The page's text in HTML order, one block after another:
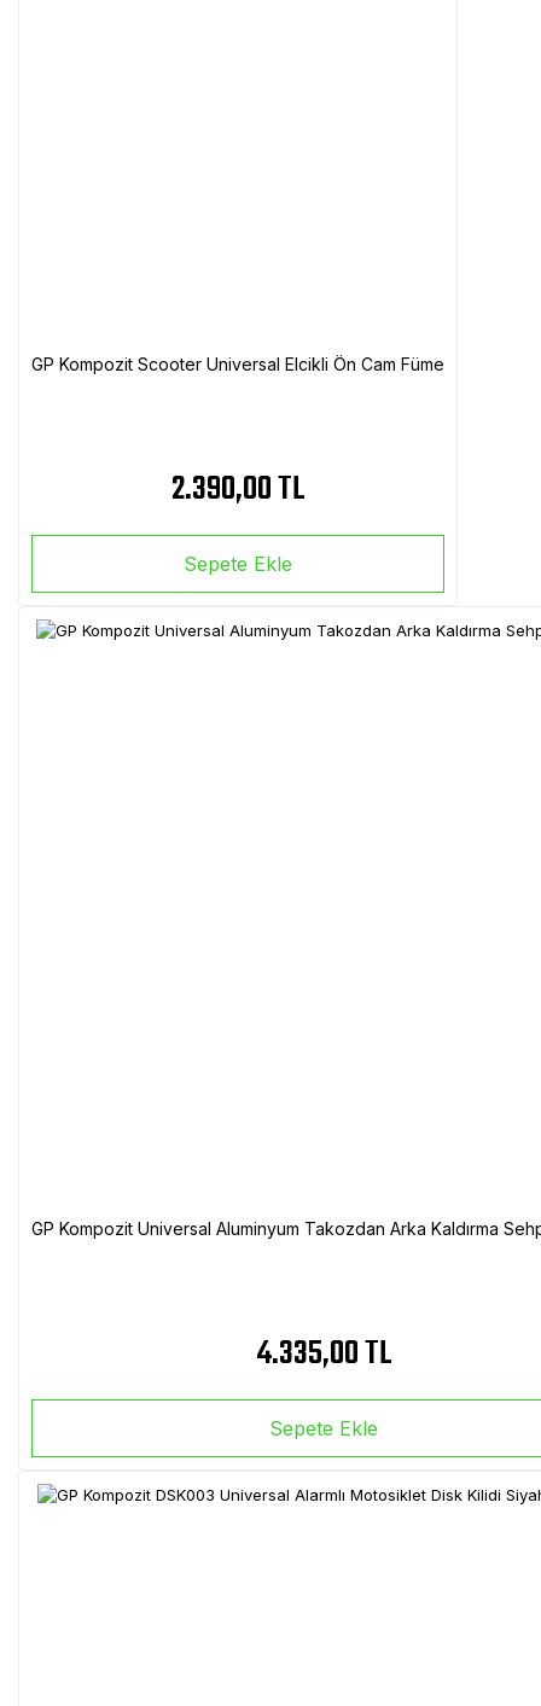
GP Kompozit Scooter Universal Elcikli Ön Cam Füme
2.390,00 TL
Sepete Ekle
GP Kompozit Universal Aluminyum Takozdan Arka Kaldırma
4.335,00 TL
Sepete Ekle